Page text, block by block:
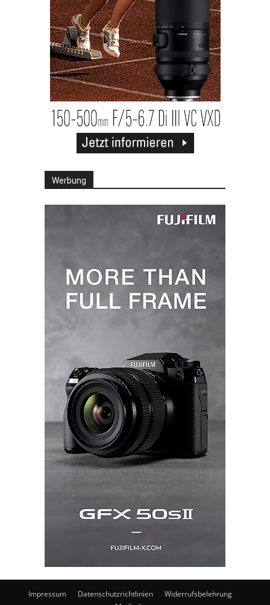
Werbung
Impressum Datenschutzrichtlinien
Widerrufsbelehrung